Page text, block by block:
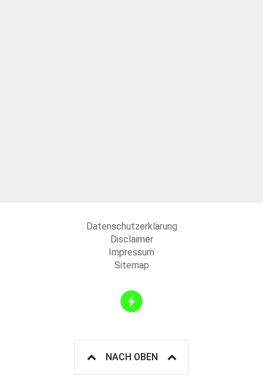
Datenschutzerklärung
Disclaimer
Impressum
Sitemap
NACH OBEN